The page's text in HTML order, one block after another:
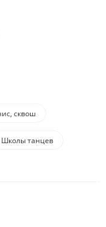
сквош
Школы танцев